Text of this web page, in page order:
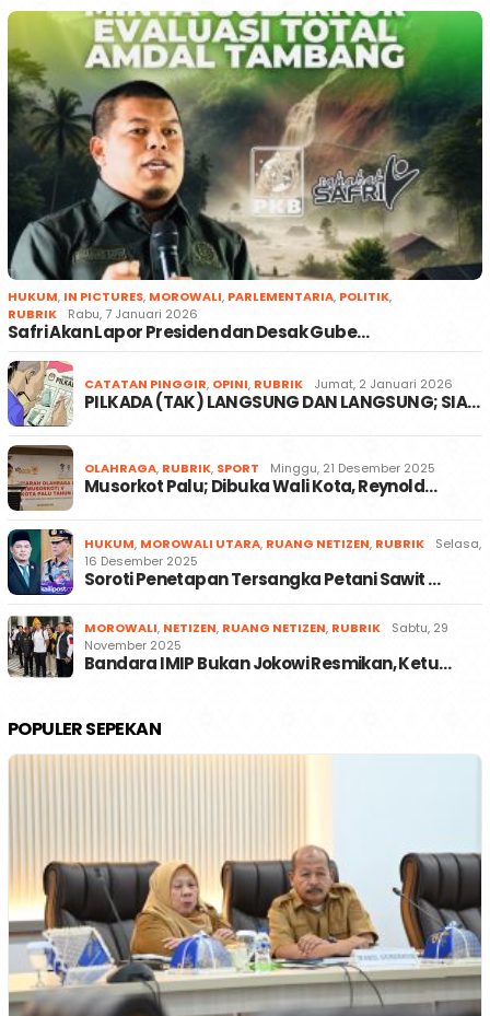
HUKUM, IN PICTURES, MOROWALI, PARLEMENTARIA, POLITIK,
RUBRIK
Rabu, 7 Januari 2026
Safri Akan Lapor Presiden dan Desak Gube…
CATATAN PINGGIR, OPINI, RUBRIK Jumat, 2 Januari 2026
PILKADA (TAK) LANGSUNG DAN LANGSUNG; SIA…
OLAHRAGA, RUBRIK, SPORT Minggu, 21 Desember 2025
Musorkot Palu; Dibuka Wali Kota, Reynold…
HUKUM, MOROWALI UTARA, RUANG NETIZEN, RUBRIK
Selasa,
16 Desember 2025
Soroti Penetapan Tersangka Petani Sawit …
MOROWALI, NETIZEN, RUANG NETIZEN, RUBRIK
Sabtu, 29
November 2025
Bandara IMIP Bukan Jokowi Resmikan, Ketu…
POPULER SEPEKAN